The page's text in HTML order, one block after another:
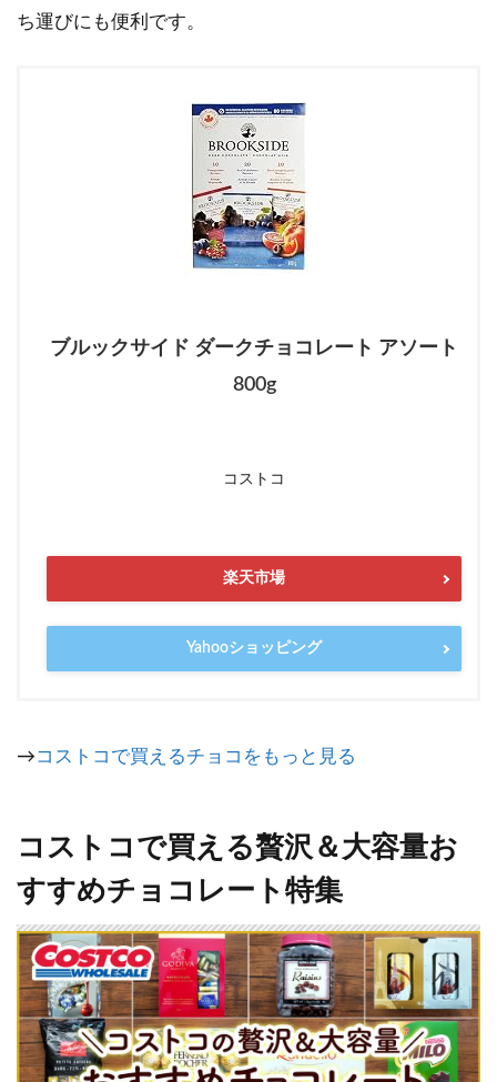
ち運びにも便利です。
ブルックサイド ダークチョコレート アソート
800g
コストコ
楽天市場
Yahooショッピング
→コストコで買えるチョコをもっと見る
コストコで買える贅沢＆大容量お
すすめチョコレート特集